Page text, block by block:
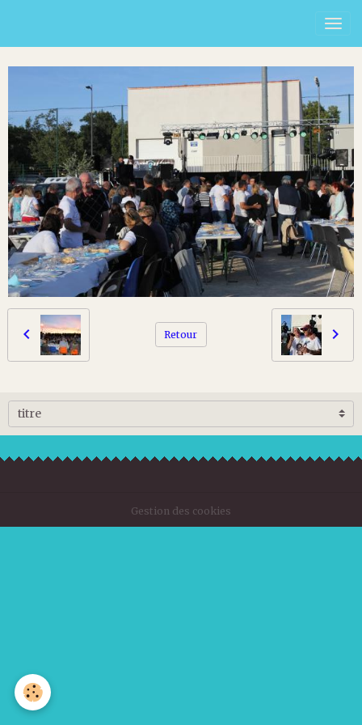
Retour
Gestion des cookies